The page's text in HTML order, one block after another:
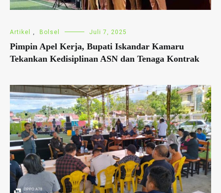
Artikel , Bolsel Juli 7, 2025
Pimpin Apel Kerja, Bupati Iskandar Kamaru
Tekankan Kedisiplinan ASN dan Tenaga Kontrak